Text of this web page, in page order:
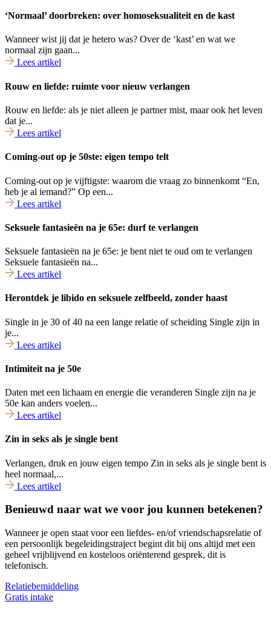
‘Normaal’ doorbreken: over homoseksualiteit en de kast
Wanneer wist jij dat je hetero was? Over de ‘kast’ en wat we
normaal zijn gaan...
Lees artikel
Rouw en liefde: ruimte voor nieuw verlangen
Rouw en liefde: als je niet alleen je partner mist, maar ook het leven
dat je...
Lees artikel
Coming-out op je 50ste: eigen tempo telt
Coming-out op je vijftigste: waarom die vraag zo binnenkomt “En,
heb je al iemand?” Op een...
Lees artikel
Seksuele fantasieën na je 65e: durf te verlangen
Seksuele fantasieën na je 65e: je bent niet te oud om te verlangen
Seksuele fantasieën na...
Lees artikel
Herontdek je libido en seksuele zelfbeeld, zonder haast
Single in je 30 of 40 na een lange relatie of scheiding Single zijn in
je...
Lees artikel
Intimiteit na je 50e
Daten met een lichaam en energie die veranderen Single zijn na je
50e kan anders voelen...
Lees artikel
Zin in seks als je single bent
Verlangen, druk en jouw eigen tempo Zin in seks als je single bent is
heel normaal,...
Lees artikel
Benieuwd naar wat we voor jou kunnen betekenen?
Wanneer je open staat voor een liefdes- en/of vriendschapsrelatie of
een persoonlijk begeleidingstraject begint dit bij ons altijd met een
geheel vrijblijvend en kosteloos oriënterend gesprek, dit is
telefonisch.
Relatiebemiddeling
Gratis intake